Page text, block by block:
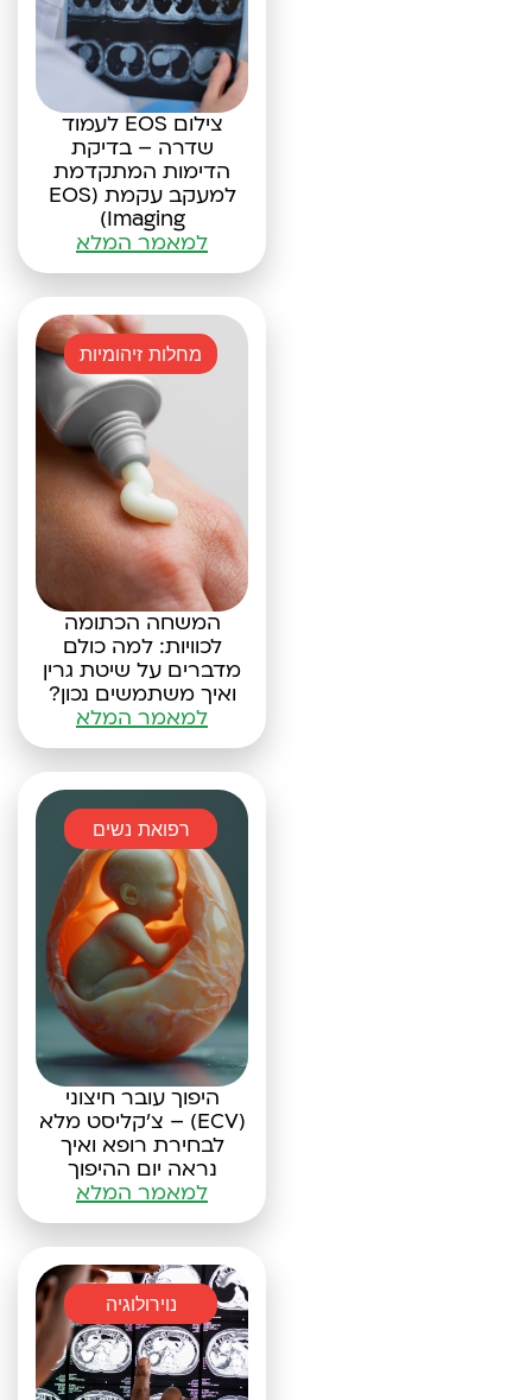
צילום EOS לעמוד
שדרה – בדיקת
הדימות המתקדמת
למעקב עקמת (EOS
Imaging)
למאמר המלא
מחלות זיהומיות
המשחה הכתומה
לכוויות: למה כולם
מדברים על שיטת גרין
ואיך משתמשים נכון?
למאמר המלא
רפואת נשים
היפוך עובר חיצוני
(ECV) – צ'קליסט מלא
לבחירת רופא ואיך
נראה יום ההיפוך
למאמר המלא
נוירולוגיה